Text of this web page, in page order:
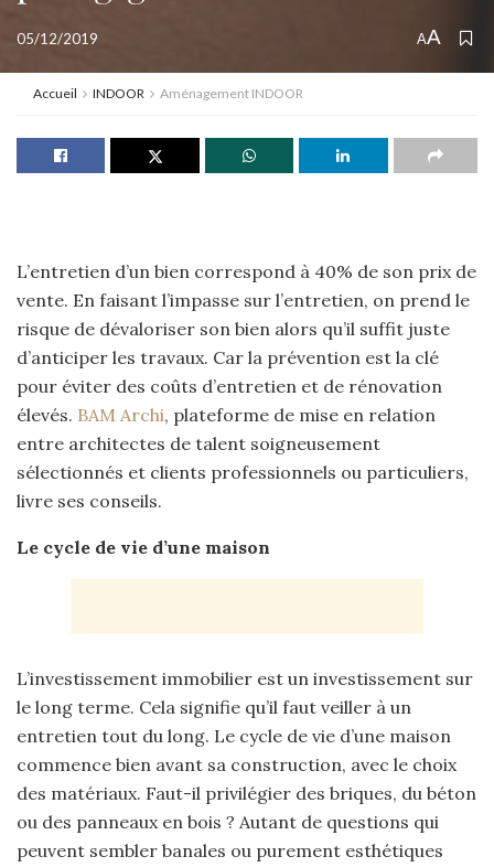
05/12/2019 AA
Accueil INDOOR Aménagement INDOOR
L’entretien d’un bien correspond à 40% de son prix de
vente. En faisant l’impasse sur l’entretien, on prend le
risque de dévaloriser son bien alors qu’il suffit juste
d’anticiper les travaux. Car la prévention est la clé
pour éviter des coûts d’entretien et de rénovation
élevés. BAM Archi, plateforme de mise en relation
entre architectes de talent soigneusement
sélectionnés et clients professionnels ou particuliers,
livre ses conseils.
Le cycle de vie d’une maison
L’investissement immobilier est un investissement sur
le long terme. Cela signifie qu’il faut veiller à un
entretien tout du long. Le cycle de vie d’une maison
commence bien avant sa construction, avec le choix
des matériaux. Faut-il privilégier des briques, du béton
ou des panneaux en bois ? Autant de questions qui
peuvent sembler banales ou purement esthétiques